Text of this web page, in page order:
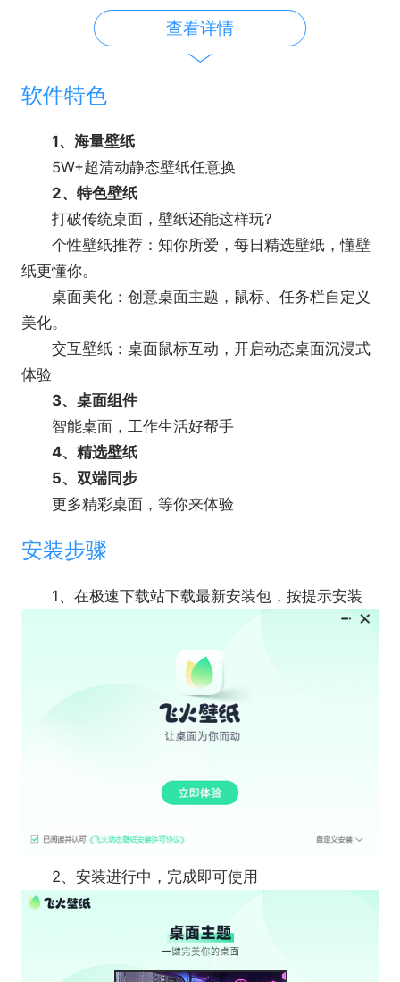
2、桌面游戏
桌面游戏，跳一跳吃金币
跟随真实时间变化
4、生日壁纸
给你独一无二的惊喜
5、备忘录事项
管理你的第二大脑
6、天气提醒
关心天气，更关心你
7、任务栏美化
个性定制，我的桌面我做主
查看详情
软件特色
1、海量壁纸
5W+超清动静态壁纸任意换
2、特色壁纸
打破传统桌面，壁纸还能这样玩?
个性壁纸推荐：知你所爱，每日精选壁纸，懂壁
纸更懂你。
桌面美化：创意桌面主题，鼠标、任务栏自定义
美化。
交互壁纸：桌面鼠标互动，开启动态桌面沉浸式
体验
3、桌面组件
智能桌面，工作生活好帮手
4、精选壁纸
5、双端同步
更多精彩桌面，等你来体验
安装步骤
1、在极速下载站下载最新安装包，按提示安装
2、安装进行中，完成即可使用